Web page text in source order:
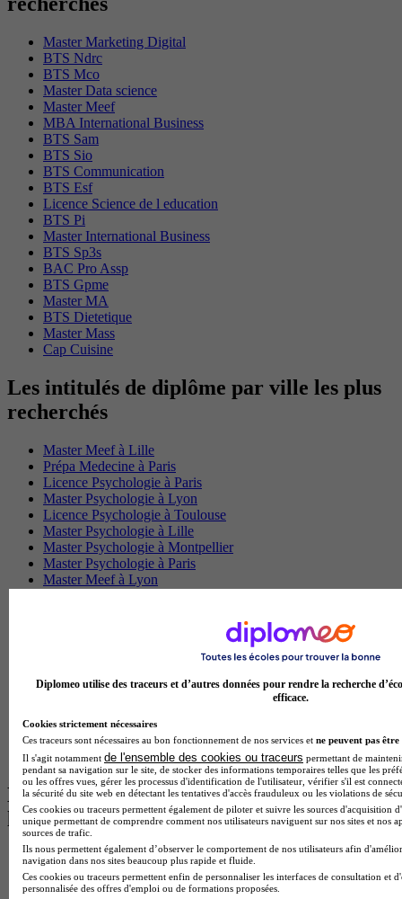
Master Marketing Digital
BTS Ndrc
BTS Mco
Master Data science
Master Meef
MBA International Business
BTS Sam
BTS Sio
BTS Communication
BTS Esf
Licence Science de l education
BTS Pi
Master International Business
BTS Sp3s
BAC Pro Assp
BTS Gpme
Master MA
BTS Dietetique
Master Mass
Cap Cuisine
Les intitulés de diplôme par ville les plus
recherchés
Master Meef à Lille
Prépa Medecine à Paris
Licence Psychologie à Paris
Master Psychologie à Lyon
Licence Psychologie à Toulouse
Master Psychologie à Lille
Master Psychologie à Montpellier
Master Psychologie à Paris
Master Meef à Lyon
Licence Psychologie à Lille
Master Informatique à Paris
Master Psychologie à Angers
BTS Communication à Lyon
BTS Ndrc à Lyon
Les intitulés de diplôme par alternance
les plus recherchés
BTS Esf en alternance
BTS Dietetique en alternance
BTS Mco en alternance
Diplomeo utilise des traceurs et d’autres données pour rendre la recherche
efficace.
Cookies strictement nécessaires
Ces traceurs sont nécessaires au bon fonctionnement de nos services et ne peuvent pas être
Il s'agit notamment de l'ensemble des cookies ou traceurs permettant de
pendant sa navigation sur le site, de stocker des informations temporaires telles que les
ou les offres vues, gérer les processus d'identification de l'utilisateur, vérifier s'il est
la sécurité du site web en détectant les tentatives d'accès frauduleux ou les violations de
Ces cookies ou traceurs permettent également de piloter et suivre les sources d'acquisition
unique permettant de comprendre comment nos utilisateurs naviguent sur nos sites et nos
sources de trafic.
Ils nous permettent également d’observer le comportement de nos utilisateurs afin
navigation dans nos sites beaucoup plus rapide et fluide.
Ces cookies ou traceurs permettent enfin de personnaliser les interfaces de consultation et
personnalisée des offres d'emploi ou de formations proposées.